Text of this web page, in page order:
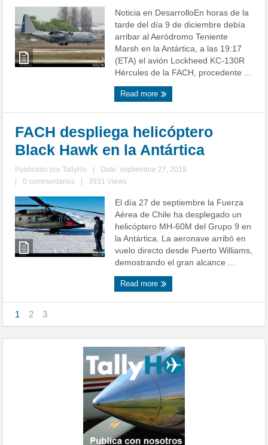
Noticia en DesarrolloEn horas de la
tarde del día 9 de diciembre debía
arribar al Aeródromo Teniente
Marsh en la Antártica, a las 19:17
(ETA) el avión Lockheed KC-130R
Hércules de la FACH, procedente ...
Read more
FACH despliega helicóptero
Black Hawk en la Antártica
Publicado porTallyHo
Date: septiembre 27, 2019
0 commentarios 3931 Views
El día 27 de septiembre la Fuerza
Aérea de Chile ha desplegado un
helicóptero MH-60M del Grupo 9 en
la Antártica. La aeronave arribó en
vuelo directo desde Puerto Williams,
demostrando el gran alcance ...
Read more
1 2 3